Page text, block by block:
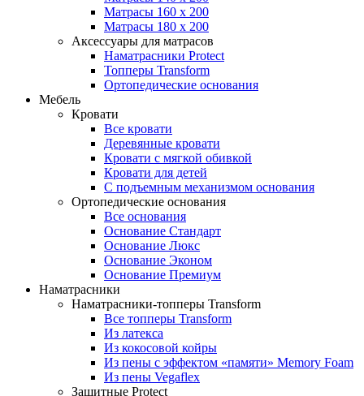
Матрасы 160 x 200
Матрасы 180 x 200
Аксессуары для матрасов
Наматрасники Protect
Топперы Transform
Ортопедические основания
Мебель
Кровати
Все кровати
Деревянные кровати
Кровати с мягкой обивкой
Кровати для детей
С подъемным механизмом основания
Ортопедические основания
Все основания
Основание Стандарт
Основание Люкс
Основание Эконом
Основание Премиум
Наматрасники
Наматрасники-топперы Transform
Все топперы Transform
Из латекса
Из кокосовой койры
Из пены с эффектом «памяти» Memory Foam
Из пены Vegaflex
Защитные Protect